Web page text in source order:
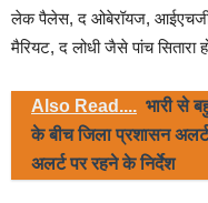
लेक पैलेस, द ओबेरॉयज, आईएचजी
मैरियट, द लोधी जैसे पांच सितारा
Also Read.... भारी से
के बीच जिला प्रशासन
अलर्ट पर रहने के निर्देश